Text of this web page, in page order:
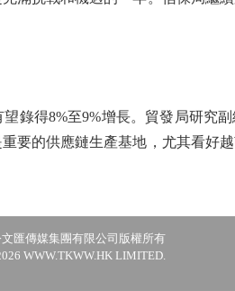
得8%至9%增長。貿發局研究副
要的供應鏈生產基地，尤其看好
匯傳媒集團有限公司版權所有
WWW.TKWW.HK LIMITED.